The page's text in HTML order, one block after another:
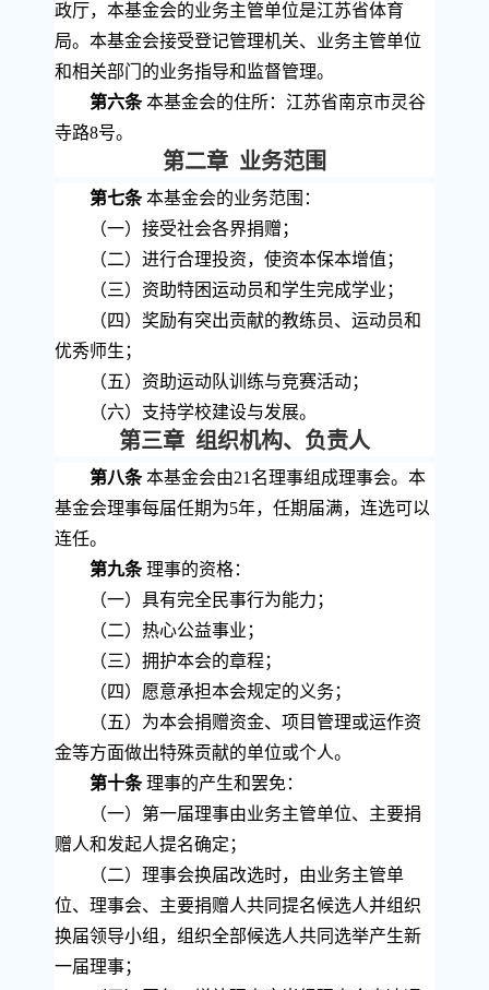
政厅，本基金会的业务主管单位是江苏省体育
局。本基金会接受登记管理机关、业务主管单位
和相关部门的业务指导和监督管理。
第六条 本基金会的住所：江苏省南京市灵谷
寺路8号。
第二章 业务范围
第七条 本基金会的业务范围：
（一）接受社会各界捐赠；
（二）进行合理投资，使资本保本增值；
（三）资助特困运动员和学生完成学业；
（四）奖励有突出贡献的教练员、运动员和
优秀师生；
（五）资助运动队训练与竞赛活动；
（六）支持学校建设与发展。
第三章 组织机构、负责人
第八条 本基金会由21名理事组成理事会。本
基金会理事每届任期为5年，任期届满，连选可以
连任。
第九条 理事的资格：
（一）具有完全民事行为能力；
（二）热心公益事业；
（三）拥护本会的章程；
（四）愿意承担本会规定的义务；
（五）为本会捐赠资金、项目管理或运作资
金等方面做出特殊贡献的单位或个人。
第十条 理事的产生和罢免：
（一）第一届理事由业务主管单位、主要捐
赠人和发起人提名确定；
（二）理事会换届改选时，由业务主管单
位、理事会、主要捐赠人共同提名候选人并组织
换届领导小组，组织全部候选人共同选举产生新
一届理事；